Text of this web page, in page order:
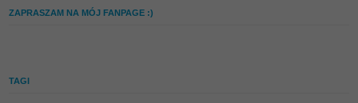
ZAPRASZAM NA MÓJ FANPAGE :)
TAGI